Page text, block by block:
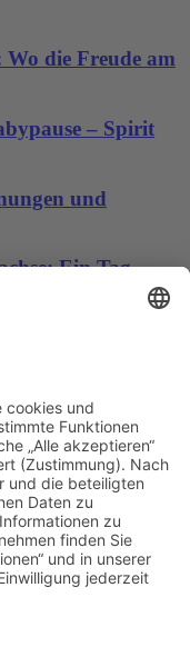
Wo die Freude am
– Spirit
und
Ein Tag
Allen